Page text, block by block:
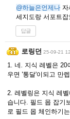
@하늘은언제나 자
세지도랑 서포트
답글
로링던 25-09-21
1. 네. 지식 레벨은 20
우면 '통달'이되고 만
2. 레벨링은 지식 레
습니다. 필드 몹 잡기
로 필드 몹 체인하기